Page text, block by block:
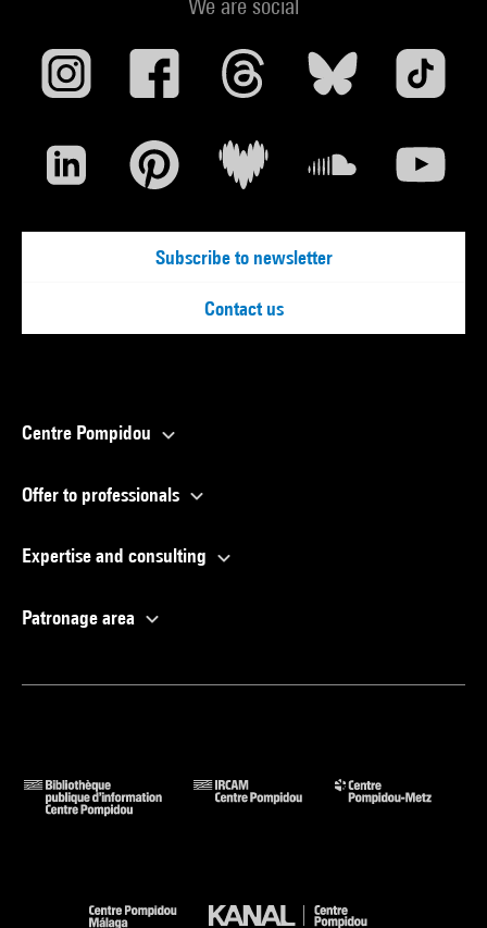
We are social
Subscribe to newsletter
Contact us
Centre Pompidou
Offer to professionals
Expertise and consulting
Patronage area